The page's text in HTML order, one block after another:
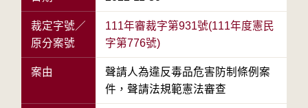
裁定字號／
原分案號
111年審裁字第931號(111年度憲民
字第776號)
案由
聲請人為違反毒品危害防制條例案
件，聲請法規範憲法審查